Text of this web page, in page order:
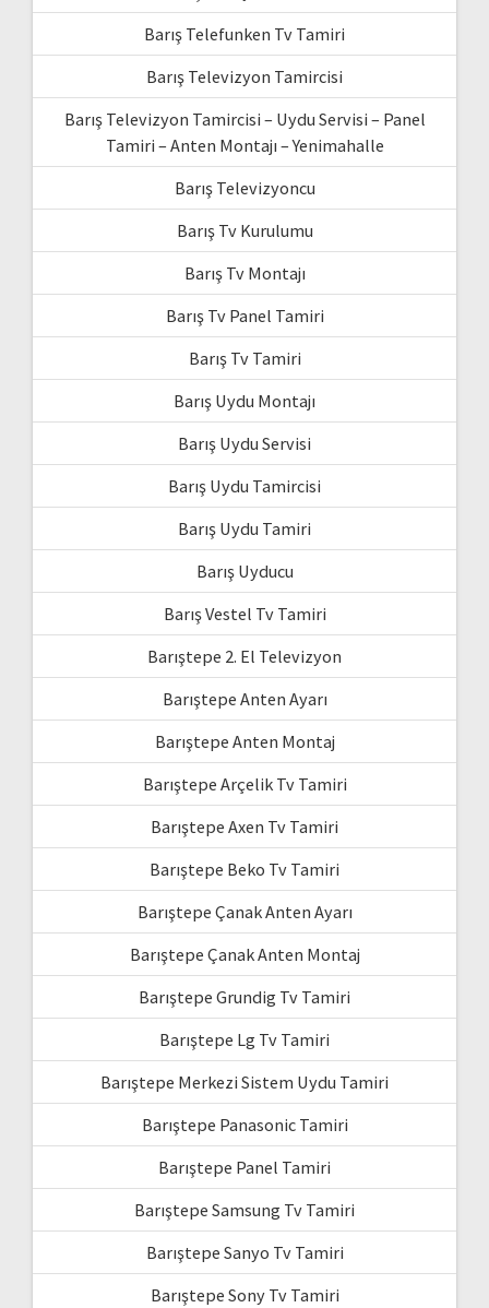
Barış Telefunken Tv Tamiri
Barış Televizyon Tamircisi
Barış Televizyon Tamircisi – Uydu Servisi – Panel
Tamiri – Anten Montajı – Yenimahalle
Barış Televizyoncu
Barış Tv Kurulumu
Barış Tv Montajı
Barış Tv Panel Tamiri
Barış Tv Tamiri
Barış Uydu Montajı
Barış Uydu Servisi
Barış Uydu Tamircisi
Barış Uydu Tamiri
Barış Uyducu
Barış Vestel Tv Tamiri
Barıştepe 2. El Televizyon
Barıştepe Anten Ayarı
Barıştepe Anten Montaj
Barıştepe Arçelik Tv Tamiri
Barıştepe Axen Tv Tamiri
Barıştepe Beko Tv Tamiri
Barıştepe Çanak Anten Ayarı
Barıştepe Çanak Anten Montaj
Barıştepe Grundig Tv Tamiri
Barıştepe Lg Tv Tamiri
Barıştepe Merkezi Sistem Uydu Tamiri
Barıştepe Panasonic Tamiri
Barıştepe Panel Tamiri
Barıştepe Samsung Tv Tamiri
Barıştepe Sanyo Tv Tamiri
Barıştepe Sony Tv Tamiri